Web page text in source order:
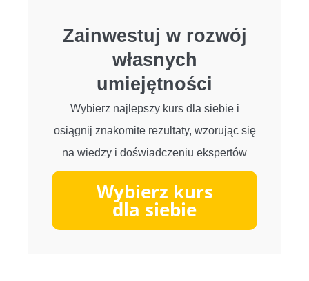
Zainwestuj w rozwój
własnych
umiejętności
Wybierz najlepszy kurs dla siebie i
osiągnij znakomite rezultaty, wzorując się
na wiedzy i doświadczeniu ekspertów
Wybierz kurs
dla siebie